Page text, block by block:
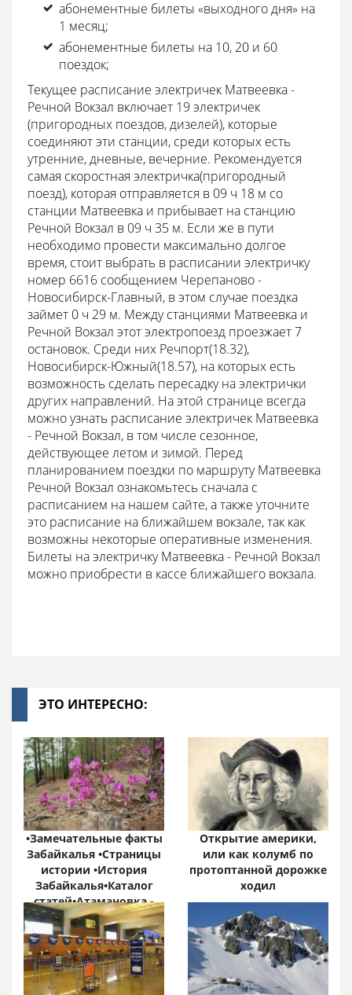
абонементные билеты «выходного дня» на
1 месяц;
абонементные билеты на 10, 20 и 60
поездок;
Текущее расписание электричек Матвеевка -
Речной Вокзал включает 19 электричек
(пригородных поездов, дизелей), которые
соединяют эти станции, среди которых есть
утренние, дневные, вечерние. Рекомендуется
самая скоростная электричка(пригородный
поезд), которая отправляется в 09 ч 18 м со
станции Матвеевка и прибывает на станцию
Речной Вокзал в 09 ч 35 м. Если же в пути
необходимо провести максимально долгое
время, стоит выбрать в расписании электричку
номер 6616 сообщением Черепаново -
Новосибирск-Главный, в этом случае поездка
займет 0 ч 29 м. Между станциями Матвеевка и
Речной Вокзал этот электропоезд проезжает 7
остановок. Среди них Речпорт(18.32),
Новосибирск-Южный(18.57), на которых есть
возможность сделать пересадку на электрички
других направлений. На этой странице всегда
можно узнать расписание электричек Матвеевка
- Речной Вокзал, в том числе сезонное,
действующее летом и зимой. Перед
планированием поездки по маршруту Матвеевка
Речной Вокзал ознакомьтесь сначала с
расписанием на нашем сайте, а также уточните
это расписание на ближайшем вокзале, так как
возможны некоторые оперативные изменения.
Билеты на электричку Матвеевка - Речной Вокзал
можно приобрести в кассе ближайшего вокзала.
ЭТО ИНТЕРЕСНО:
•Замечательные факты
Забайкалья •Страницы
истории •История
Забайкалья•Каталог
статей•Атамановка -
Онлайн•
Забайкальский край:
цифры и факты
Открытие америки,
или как колумб по
протоптанной дорожке
ходил